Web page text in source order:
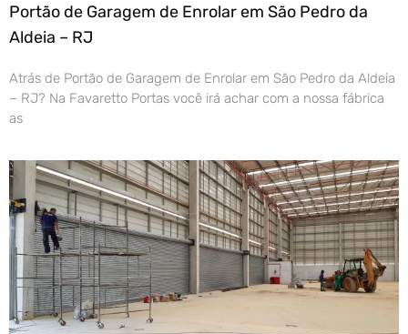
Portão de Garagem de Enrolar em São Pedro da
Aldeia – RJ
Atrás de Portão de Garagem de Enrolar em São Pedro da Aldeia
– RJ? Na Favaretto Portas você irá achar com a nossa fábrica
as